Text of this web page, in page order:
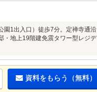
園1出入口）徒歩7分。定禅寺通沿
・地上19階建免震タワー型レジデ
資料をもらう（無料）